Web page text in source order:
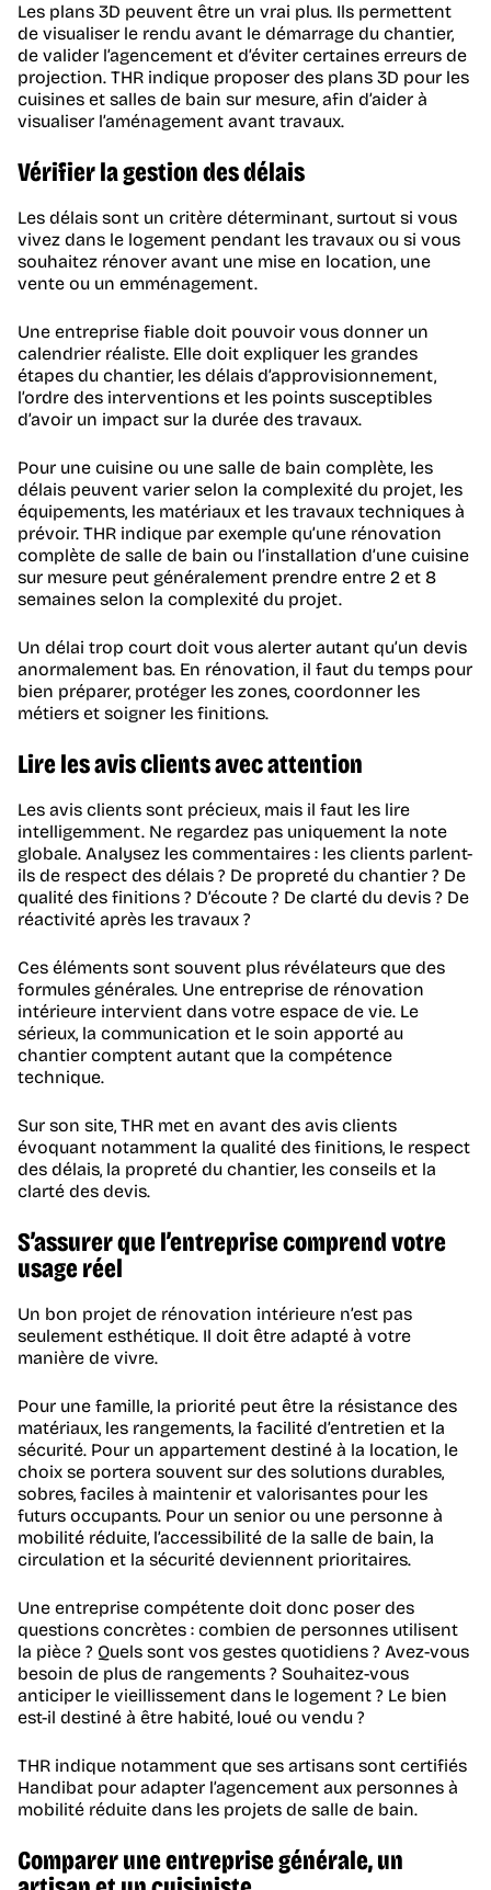
Les plans 3D peuvent être un vrai plus. Ils permettent
de visualiser le rendu avant le démarrage du chantier,
de valider l’agencement et d’éviter certaines erreurs de
projection. THR indique proposer des plans 3D pour les
cuisines et salles de bain sur mesure, afin d’aider à
visualiser l’aménagement avant travaux.
Vérifier la gestion des délais
Les délais sont un critère déterminant, surtout si vous
vivez dans le logement pendant les travaux ou si vous
souhaitez rénover avant une mise en location, une
vente ou un emménagement.
Une entreprise fiable doit pouvoir vous donner un
calendrier réaliste. Elle doit expliquer les grandes
étapes du chantier, les délais d’approvisionnement,
l’ordre des interventions et les points susceptibles
d’avoir un impact sur la durée des travaux.
Pour une cuisine ou une salle de bain complète, les
délais peuvent varier selon la complexité du projet, les
équipements, les matériaux et les travaux techniques à
prévoir. THR indique par exemple qu’une rénovation
complète de salle de bain ou l’installation d’une cuisine
sur mesure peut généralement prendre entre 2 et 8
semaines selon la complexité du projet.
Un délai trop court doit vous alerter autant qu’un devis
anormalement bas. En rénovation, il faut du temps pour
bien préparer, protéger les zones, coordonner les
métiers et soigner les finitions.
Lire les avis clients avec attention
Les avis clients sont précieux, mais il faut les lire
intelligemment. Ne regardez pas uniquement la note
globale. Analysez les commentaires : les clients parlent-
ils de respect des délais ? De propreté du chantier ? De
qualité des finitions ? D’écoute ? De clarté du devis ? De
réactivité après les travaux ?
Ces éléments sont souvent plus révélateurs que des
formules générales. Une entreprise de rénovation
intérieure intervient dans votre espace de vie. Le
sérieux, la communication et le soin apporté au
chantier comptent autant que la compétence
technique.
Sur son site, THR met en avant des avis clients
évoquant notamment la qualité des finitions, le respect
des délais, la propreté du chantier, les conseils et la
clarté des devis.
S’assurer que l’entreprise comprend votre
usage réel
Un bon projet de rénovation intérieure n’est pas
seulement esthétique. Il doit être adapté à votre
manière de vivre.
Pour une famille, la priorité peut être la résistance des
matériaux, les rangements, la facilité d’entretien et la
sécurité. Pour un appartement destiné à la location, le
choix se portera souvent sur des solutions durables,
sobres, faciles à maintenir et valorisantes pour les
futurs occupants. Pour un senior ou une personne à
mobilité réduite, l’accessibilité de la salle de bain, la
circulation et la sécurité deviennent prioritaires.
Une entreprise compétente doit donc poser des
questions concrètes : combien de personnes utilisent
la pièce ? Quels sont vos gestes quotidiens ? Avez-vous
besoin de plus de rangements ? Souhaitez-vous
anticiper le vieillissement dans le logement ? Le bien
est-il destiné à être habité, loué ou vendu ?
THR indique notamment que ses artisans sont certifiés
Handibat pour adapter l’agencement aux personnes à
mobilité réduite dans les projets de salle de bain.
Comparer une entreprise générale, un